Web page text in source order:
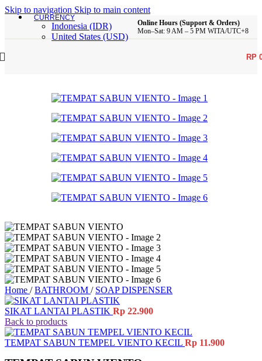
Skip to navigation Skip to main content
CURRENCY
Indonesia (IDR)
United States (USD)
Online Hours (Support & Orders)
Mon–Sat: 9 AM – 5 PM WITA/UTC+8
RP
Home / BATHROOM / SOAP DISPENSER
SIKAT LANTAI PLASTIK Rp 22.900
Back to products
TEMPAT SABUN TEMPEL VIENTO KECIL Rp 11.900